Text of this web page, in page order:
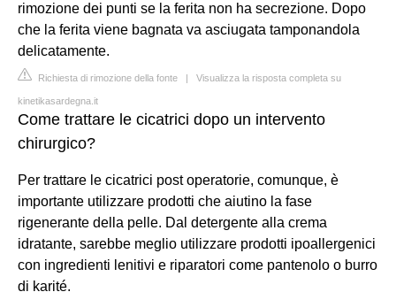
rimozione dei punti se la ferita non ha secrezione. Dopo
che la ferita viene bagnata va asciugata tamponandola
delicatamente.
Richiesta di rimozione della fonte | Visualizza la risposta completa su
kinetikasardegna.it
Come trattare le cicatrici dopo un intervento
chirurgico?
Per trattare le cicatrici post operatorie, comunque, è
importante utilizzare prodotti che aiutino la fase
rigenerante della pelle. Dal detergente alla crema
idratante, sarebbe meglio utilizzare prodotti ipoallergenici
con ingredienti lenitivi e riparatori come pantenolo o burro
di karité.